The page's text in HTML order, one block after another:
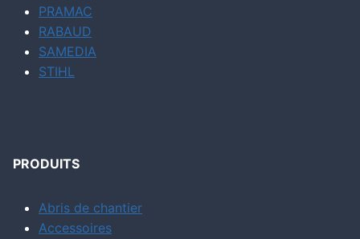
PRAMAC
RABAUD
SAMEDIA
STIHL
PRODUITS
Abris de chantier
Accessoires